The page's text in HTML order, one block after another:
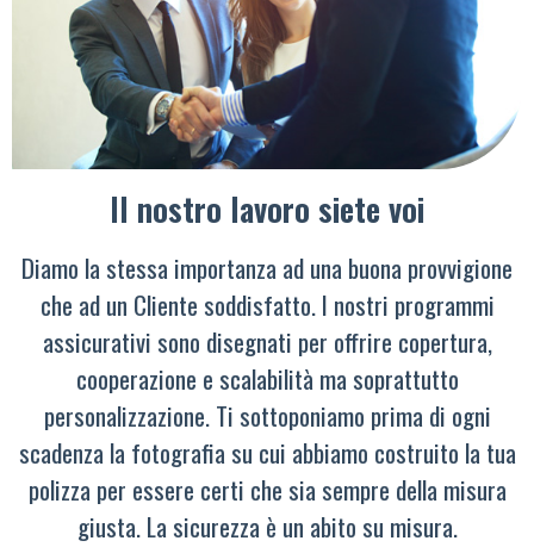
Il nostro lavoro siete voi
Diamo la stessa importanza ad una buona provvigione
che ad un Cliente soddisfatto. I nostri programmi
assicurativi sono disegnati per offrire copertura,
cooperazione e scalabilità ma soprattutto
personalizzazione. Ti sottoponiamo prima di ogni
scadenza la fotografia su cui abbiamo costruito la tua
polizza per essere certi che sia sempre della misura
giusta. La sicurezza è un abito su misura.